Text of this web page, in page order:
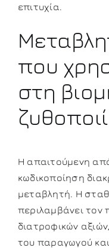
επιτυχία.
που
στη
Η απαιτούμενη
κωδικοποίηση
μεταβλητή. Η
περιλαμβάνει τον
διατροφικών
του παραγωγού και